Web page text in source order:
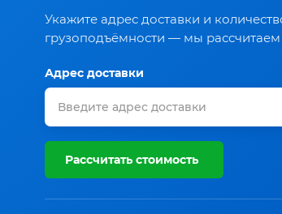
Укажите адрес доставки и
грузоподъёмности — мы рассчитаем
Адрес доставки
Рассчитать стоимость